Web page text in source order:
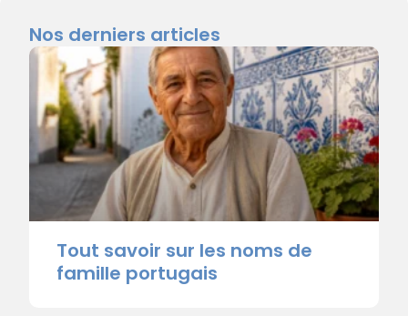
Nos derniers articles
Tout savoir sur les noms de
famille portugais